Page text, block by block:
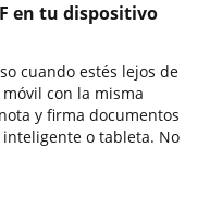
en tu dispositivo
cuando estés lejos de
con la misma
y firma documentos
o tableta. No